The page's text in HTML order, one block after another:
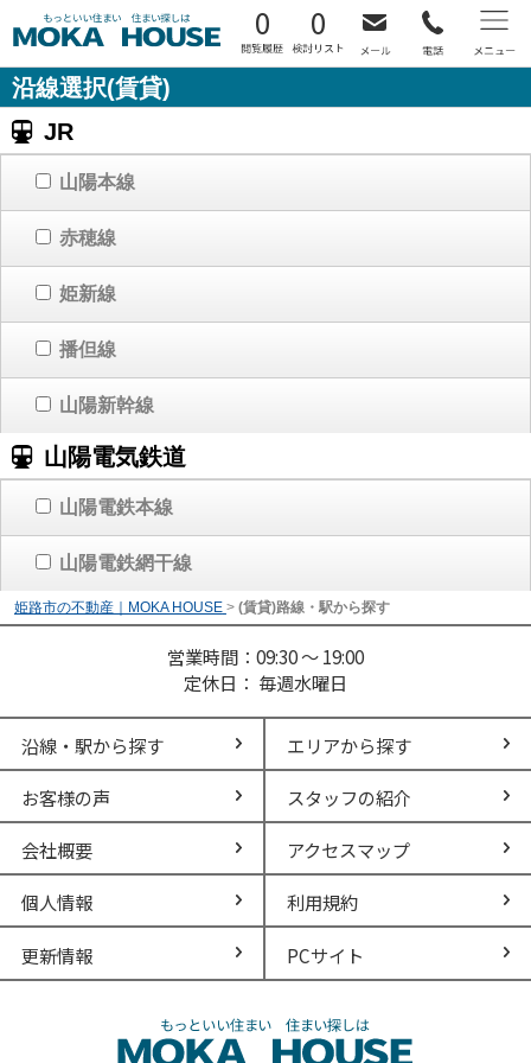
0 0
沿線選択(賃貸)
JR
山陽本線
赤穂線
姫新線
播但線
山陽新幹線
山陽電気鉄道
山陽電鉄本線
山陽電鉄網干線
姫路市の不動産｜MOKA HOUSE > (賃貸)路線・駅から探す
営業時間：09:30 ～ 19:00
定休日： 毎週水曜日
沿線・駅から探す エリアから探す
お客様の声 スタッフの紹介
会社概要 アクセスマップ
個人情報 利用規約
更新情報 PCサイト